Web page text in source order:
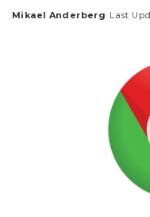
Posted
Mikael Anderberg Last